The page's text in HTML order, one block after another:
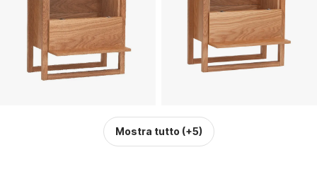
Mostra tutto (+5)